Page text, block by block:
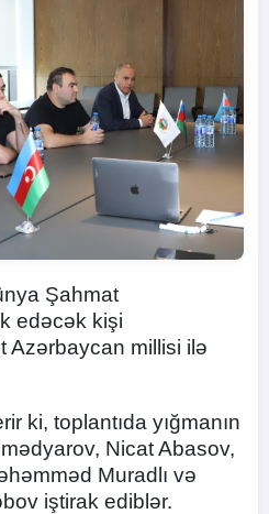
Şahmat
edəcək kişi
Azərbaycan millisi ilə
ki, toplantıda yığmanın
Nicat Abasov,
Muradlı və
iştirak ediblər.